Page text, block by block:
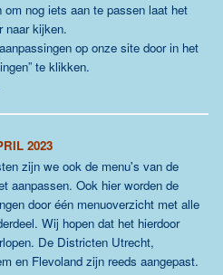
nog iets aan te passen laat het
naar kijken.
op onze site door in het
te klikken.
2023
zijn we ook de menu's van de
aanpassen. Ook hier worden de
door één menuoverzicht met alle
Wij hopen dat het hierdoor
De Districten Utrecht,
en Flevoland zijn reeds aangepast.